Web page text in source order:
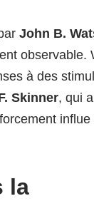
John B.
observable.
à des
Skinner, qui a
influe
la